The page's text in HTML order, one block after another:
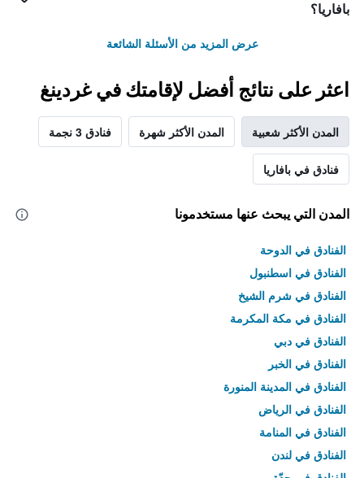
بافاريا؟
عرض المزيد من الأسئلة الشائعة
اعثر على نتائج أفضل لإقامتك في غردينغ
المدن الأكثر شعبية المدن الأكثر شهرة فنادق 3 نجمة
فنادق في بافاريا
المدن التي يبحث عنها مستخدمونا
الفنادق في الدوحة
الفنادق في اسطنبول
الفنادق في شرم الشيخ
الفنادق في مكة المكرمة
الفنادق في دبي
الفنادق في الخبر
الفنادق في المدينة المنورة
الفنادق في الرياض
الفنادق في المنامة
الفنادق في لندن